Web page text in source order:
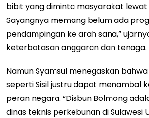
bibit yang diminta masyarakat lewat
Sayangnya memang belum ada
pendampingan ke arah sana,”
keterbatasan anggaran dan tenaga.
Namun Syamsul menegaskan
seperti Sisil justru dapat menambal
peran negara. “Disbun Bolmong
dinas teknis perkebunan di Sulawesi